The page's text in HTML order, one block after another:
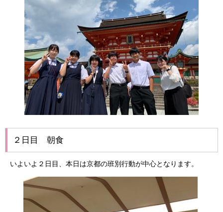
２日目 朝食
いよいよ２日目、本日は京都の班別行動が中心となります。